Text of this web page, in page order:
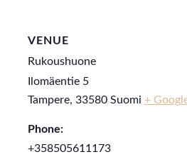
VENUE
Rukoushuone
Ilomäentie 5
Tampere, 33580 Suomi +
Phone:
+358505611173